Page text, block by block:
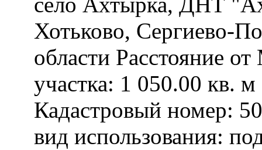
Хотьково, Сергиево-
области Расстояние
участка: 1 050.00 кв.
Кадастровый номер:
вид использования: